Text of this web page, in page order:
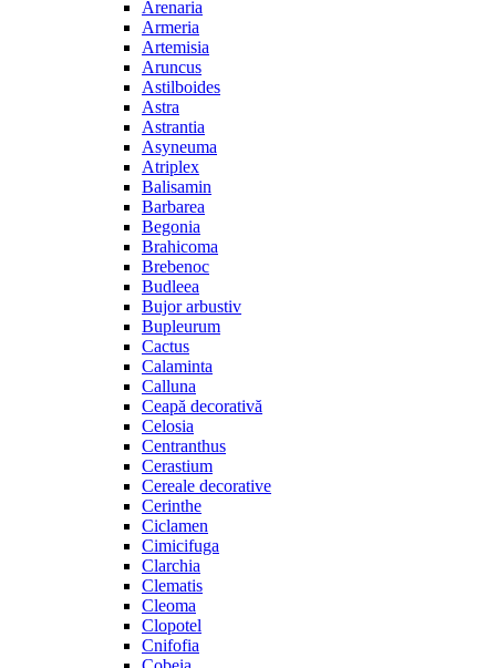
Arenaria
Armeria
Artemisia
Aruncus
Astilboides
Astra
Astrantia
Asyneuma
Atriplex
Balisamin
Barbarea
Begonia
Brahicoma
Brebenoc
Budleea
Bujor arbustiv
Bupleurum
Cactus
Calaminta
Calluna
Ceapă decorativă
Celosia
Centranthus
Cerastium
Cereale decorative
Cerinthe
Ciclamen
Cimicifuga
Clarchia
Clematis
Cleoma
Clopotel
Cnifofia